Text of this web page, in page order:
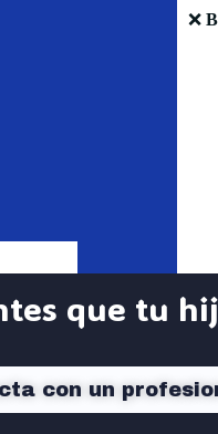
❌
que tu
con un